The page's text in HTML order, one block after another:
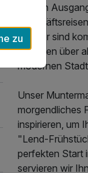
idealen
Zimmer sind
verfügen über
modernen
Unser
morgendliches
inspirieren, um
"Lend-
perfekten Start
servieren wir
zu